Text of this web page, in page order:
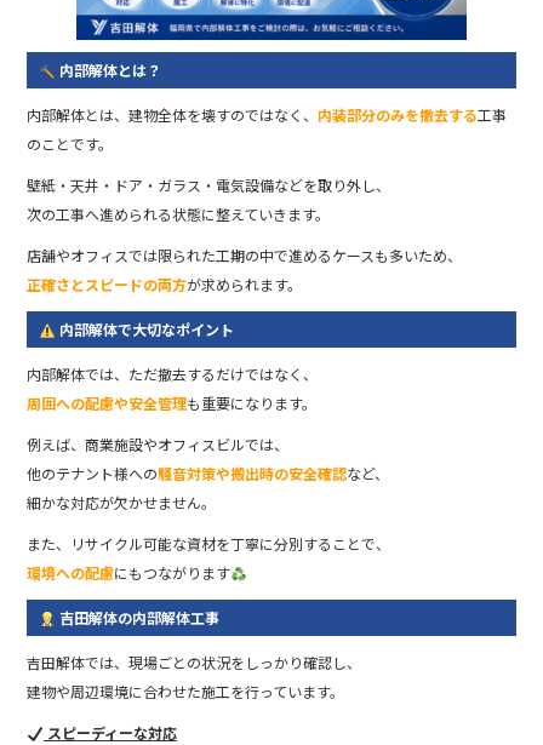
内部解体とは？
内部解体とは、建物全体を壊すのではなく、 内装部分のみを撤去する工事
のことです。
壁紙・天井・ドア・ガラス・電気設備などを取り外し、
次の工事へ進められる状態に整えていきます。
店舗やオフィスでは限られた工期の中で進めるケースも多いため、
正確さとスピードの両方が求められます。
内部解体で大切なポイント
内部解体では、ただ撤去するだけではなく、
周囲への配慮や安全管理も重要になります。
例えば、商業施設やオフィスビルでは、
他のテナント様への騒音対策や搬出時の安全確認など、
細かな対応が欠かせません。
また、リサイクル可能な資材を丁寧に分別することで、
環境への配慮にもつながります
吉田解体の内部解体工事
吉田解体では、現場ごとの状況をしっかり確認し、
建物や周辺環境に合わせた施工を行っています。
スピーディーな対応